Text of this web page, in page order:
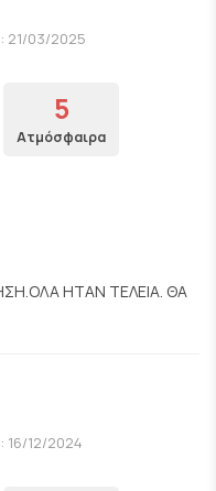
21/03/2025
5
Ατμόσφαιρα
ΗΤΑΝ ΤΕΛΕΙΑ. ΘΑ
16/12/2024